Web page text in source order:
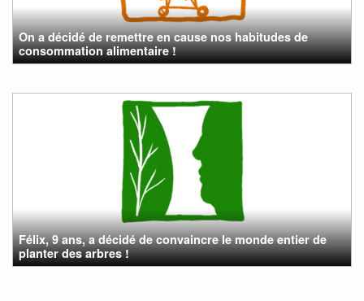
On a décidé de remettre en cause nos habitudes de
consommation alimentaire !
Félix, 9 ans, a décidé de convaincre le monde entier de
planter des arbres !